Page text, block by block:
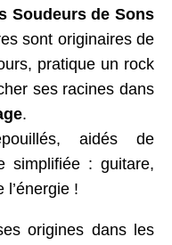
Soudeurs de Sons
sont originaires de
pratique un rock
ses racines dans
.
aidés de
simplifiée : guitare,
!
origines dans les